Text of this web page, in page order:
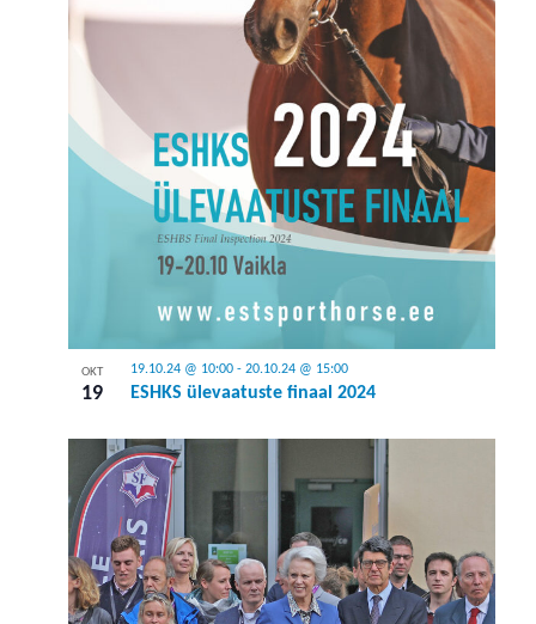
OKT
19 ESHKS ülevaatuste finaal 2024
19.10.24 @ 10:00 -20.10.24 @ 15:00